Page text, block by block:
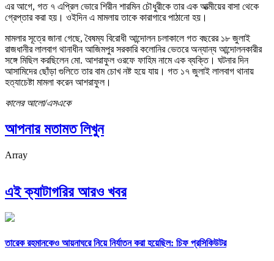
এর আগে, গত ৭ এপ্রিল ভোরে শিরীন শারমিন চৌধুরীকে তার এক আত্মীয়ের বাসা থেকে
গ্রেপ্তার করা হয়। ওইদিন এ মামলায় তাকে কারাগারে পাঠানো হয়।
মামলার সূত্রে জানা গেছে, বৈষম্য বিরোধী আন্দোলন চলাকালে গত বছরের ১৮ জুলাই
রাজধানীর লালবাগ থানাধীন আজিমপুর সরকারি কলোনির ভেতরে অন্যান্য আন্দোলনকারীর
সঙ্গে মিছিল করছিলেন মো. আশরাফুল ওরফে ফাহিম নামে এক ব্যক্তি। ঘটনার দিন
আসামিদের ছোঁড়া গুলিতে তার বাম চোখ নষ্ট হয়ে যায়। গত ১৭ জুলাই লালবাগ থানায়
হত্যাচেষ্টা মামলা করেন আশরাফুল।
কালের আলো/এসএকে
আপনার মতামত লিখুন
Array
এই ক্যাটাগরির আরও খবর
তারেক রহমানকেও আয়নাঘরে নিয়ে নির্যাতন করা হয়েছিল: চিফ প্রসিকিউটর